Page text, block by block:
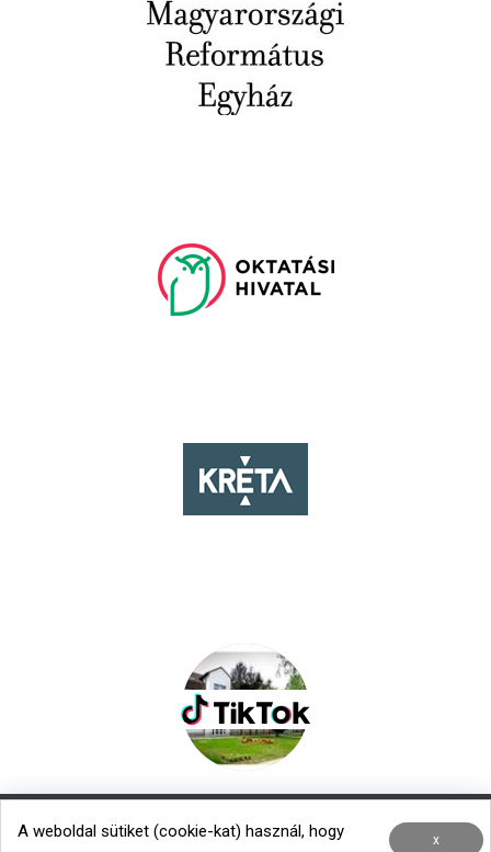
Nemzetközi kapcsolatok | Menza – Heti étlap x
A weboldal sütiket (cookie-kat) használ, hogy